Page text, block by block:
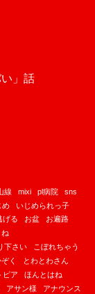
」話
線 mixi pl病院
sns
め
いじめられっ子
げる お盆
お遍路
ね
下さい
こぼれちゃう
く
とわとわさん
ピア
ほんとはね
アサン様
アナウンス